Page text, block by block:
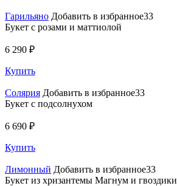
Гарильяно Добавить в избранное33
Букет с розами и маттиолой
6 290 ₽
Купить
Солярия Добавить в избранное33
Букет с подсолнухом
6 690 ₽
Купить
Лимонный Добавить в избранное33
Букет из хризантемы Магнум и гвоздики